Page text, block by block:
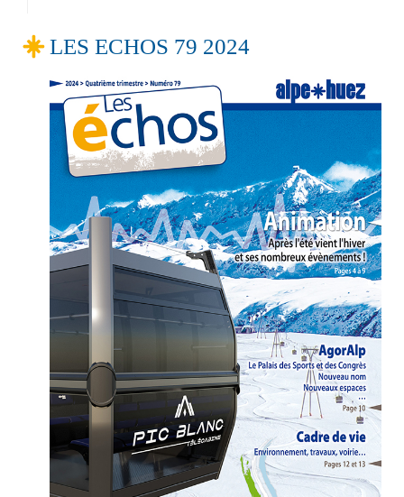
LES ECHOS 79 2024